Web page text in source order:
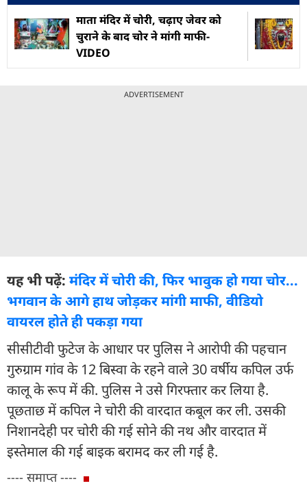
माता मंदिर में चोरी, चढ़ाए जेवर को
चुराने के बाद चोर ने मांगी माफी-
VIDEO
ADVERTISEMENT
यह भी पढ़ें: मंदिर में चोरी की, फिर भावुक हो गया चोर...
भगवान के आगे हाथ जोड़कर मांगी माफी, वीडियो
वायरल होते ही पकड़ा गया
सीसीटीवी फुटेज के आधार पर पुलिस ने आरोपी की पहचान
गुरुग्राम गांव के 12 बिस्वा के रहने वाले 30 वर्षीय कपिल उर्फ
कालू के रूप में की. पुलिस ने उसे गिरफ्तार कर लिया है.
पूछताछ में कपिल ने चोरी की वारदात कबूल कर ली. उसकी
निशानदेही पर चोरी की गई सोने की नथ और वारदात में
इस्तेमाल की गई बाइक बरामद कर ली गई है.
---- समाप्त ----